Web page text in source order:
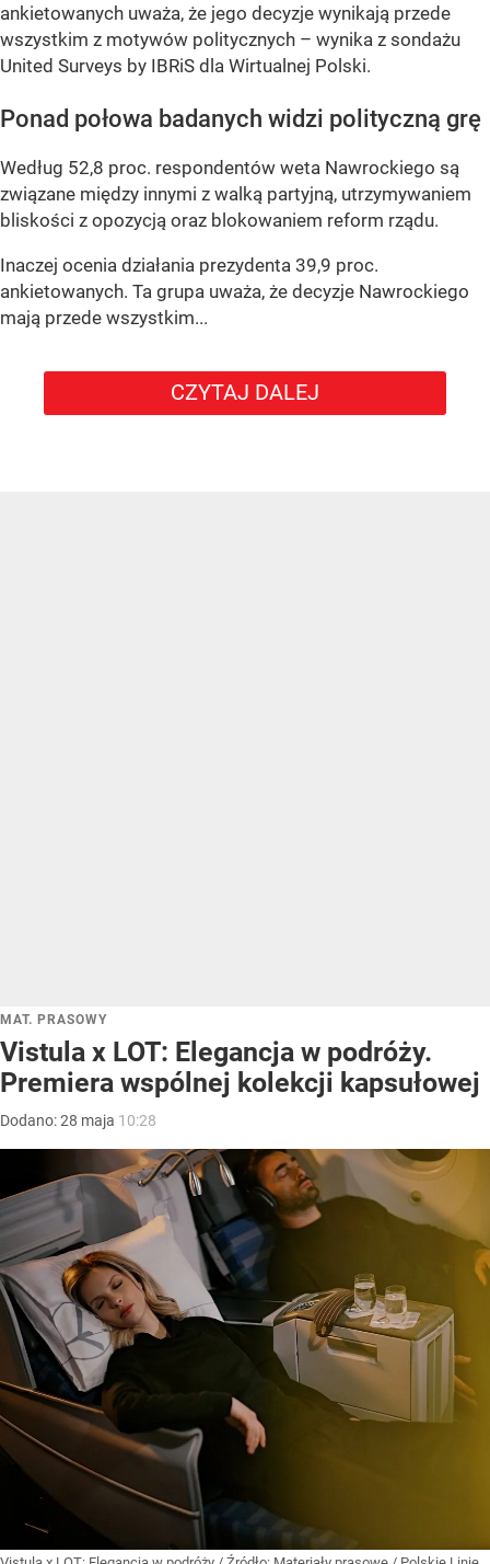
ankietowanych uważa, że jego decyzje wynikają przede
wszystkim z motywów politycznych – wynika z sondażu
United Surveys by IBRiS dla Wirtualnej Polski.
Ponad połowa badanych widzi polityczną grę
Według 52,8 proc. respondentów weta Nawrockiego są
związane między innymi z walką partyjną, utrzymywaniem
bliskości z opozycją oraz blokowaniem reform rządu.
Inaczej ocenia działania prezydenta 39,9 proc.
ankietowanych. Ta grupa uważa, że decyzje Nawrockiego
mają przede wszystkim...
CZYTAJ DALEJ
MAT. PRASOWY
Vistula x LOT: Elegancja w podróży.
Premiera wspólnej kolekcji kapsułowej
Dodano:28 maja 10:28